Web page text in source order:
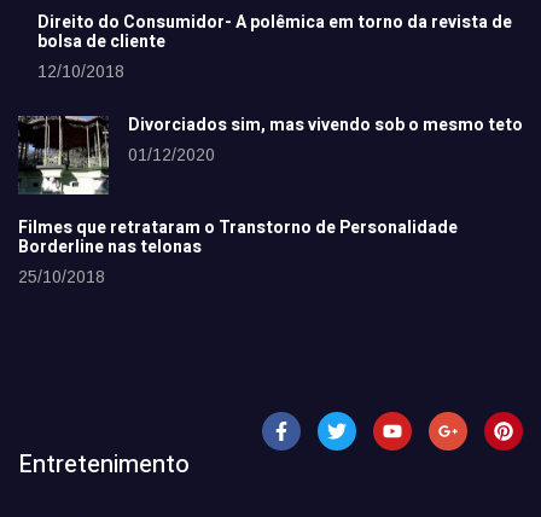
Direito do Consumidor- A polêmica em torno da revista de
bolsa de cliente
12/10/2018
Divorciados sim, mas vivendo sob o mesmo teto
01/12/2020
Filmes que retrataram o Transtorno de Personalidade
Borderline nas telonas
25/10/2018
Entretenimento